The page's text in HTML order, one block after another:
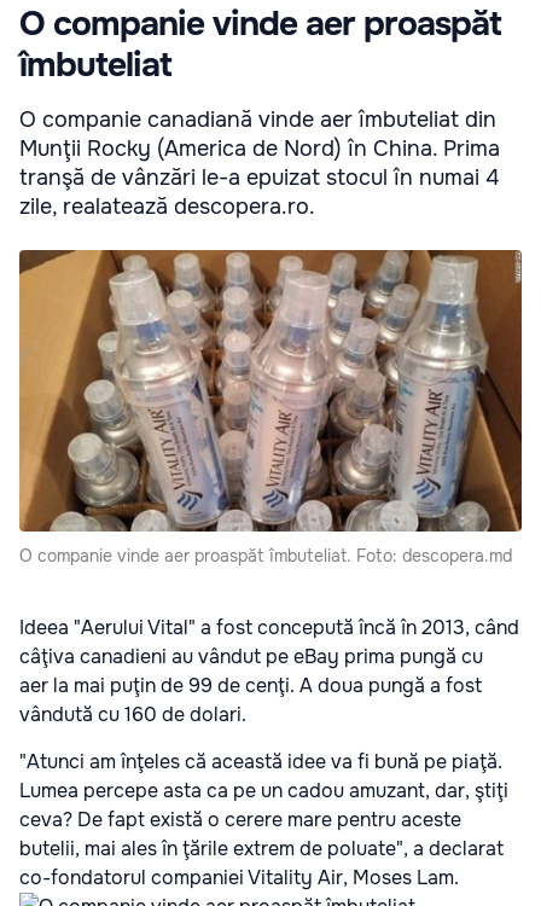
O companie vinde aer proaspăt
îmbuteliat
O companie canadiană vinde aer îmbuteliat din
Munţii Rocky (America de Nord) în China. Prima
tranşă de vânzări le-a epuizat stocul în numai 4
zile, realatează descopera.ro.
O companie vinde aer proaspăt îmbuteliat. Foto: descopera.md
Ideea "Aerului Vital" a fost concepută încă în 2013, când
câţiva canadieni au vândut pe eBay prima pungă cu
aer la mai puţin de 99 de cenţi. A doua pungă a fost
vândută cu 160 de dolari.
"Atunci am înţeles că această idee va fi bună pe piaţă.
Lumea percepe asta ca pe un cadou amuzant, dar, ştiţi
ceva? De fapt există o cerere mare pentru aceste
butelii, mai ales în ţările extrem de poluate", a declarat
co-fondatorul companiei Vitality Air, Moses Lam.